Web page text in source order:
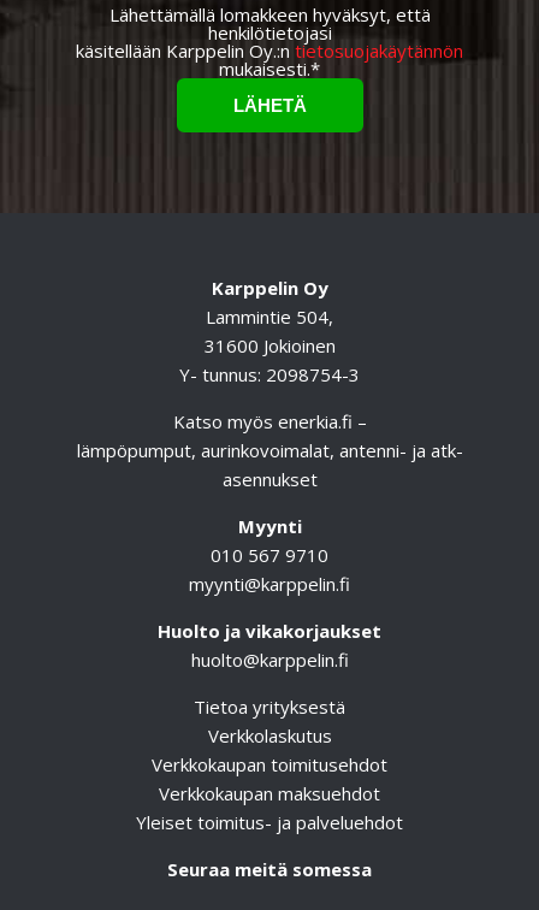
Lähettämällä lomakkeen hyväksyt, että
henkilötietojasi
käsitellään Karppelin Oy.:n tietosuojakäytännön
mukaisesti.*
Karppelin Oy
Lammintie 504,
31600 Jokioinen
Y- tunnus: 2098754-3
Katso myös enerkia.fi –
lämpöpumput, aurinkovoimalat, antenni- ja atk-
asennukset
Myynti
010 567 9710
myynti@karppelin.fi
Huolto ja vikakorjaukset
huolto@karppelin.fi
Tietoa yrityksestä
Verkkolaskutus
Verkkokaupan toimitusehdot
Verkkokaupan maksuehdot
Yleiset toimitus- ja palveluehdot
Seuraa meitä somessa